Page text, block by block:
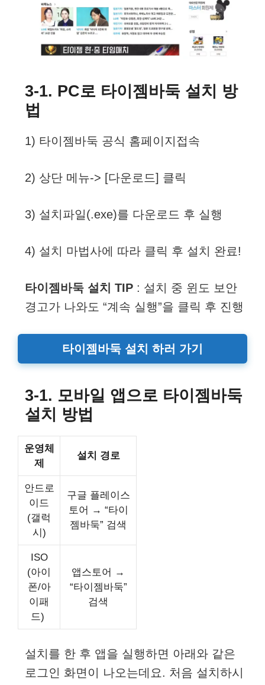
3-1. PC로 타이젬바둑 설치 방
법
1) 타이젬바둑 공식 홈페이지접속
2) 상단 메뉴-> [다운로드] 클릭
3) 설치파일(.exe)를 다운로드 후 실행
4) 설치 마법사에 따라 클릭 후 설치 완료!
타이젬바둑 설치 TIP : 설치 중 윈도 보안
경고가 나와도 “계속 실행”을 클릭 후 진행
타이젬바둑 설치 하러 가기
3-1. 모바일 앱으로 타이젬바둑
설치 방법
운영체
제
설치 경로
안드로
이드
(갤럭
시)
구글 플레이스
토어 → “타이
젬바둑” 검색
ISO
(아이
폰/아
이패
드)
앱스토어 →
“타이젬바둑”
검색
설치를 한 후 앱을 실행하면 아래와 같은
로그인 화면이 나오는데요. 처음 설치하시